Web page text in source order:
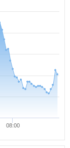
08:00